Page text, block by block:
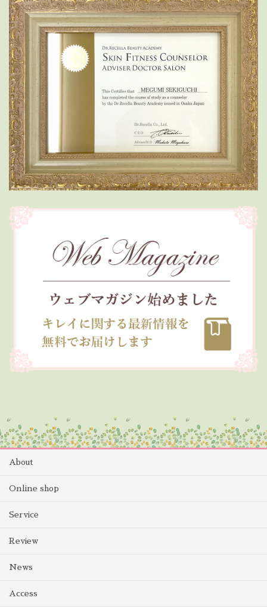
About
Online shop
Service
Review
News
Access